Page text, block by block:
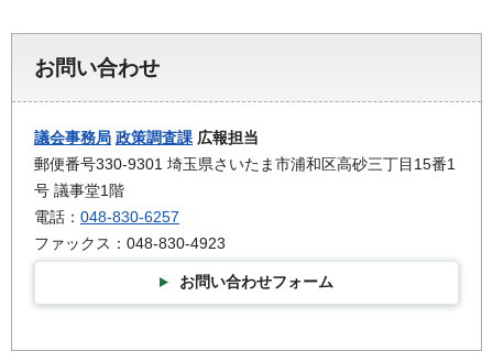
お問い合わせ
議会事務局 政策調査課 広報担当
郵便番号330-9301 埼玉県さいたま市浦和区高砂三丁目15番1
号 議事堂1階
電話： 048-830-6257
ファックス：048-830-4923
お問い合わせフォーム